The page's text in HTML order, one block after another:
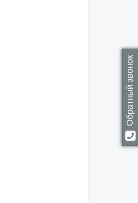
Обратный звонок